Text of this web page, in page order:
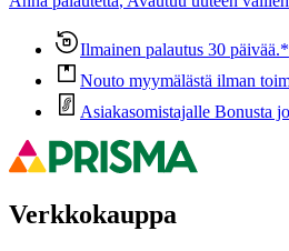
Ilmainen palautus 30 päivää.*
Nouto myymälästä ilman
Asiakasomistajalle Bonusta
Verkkokauppa